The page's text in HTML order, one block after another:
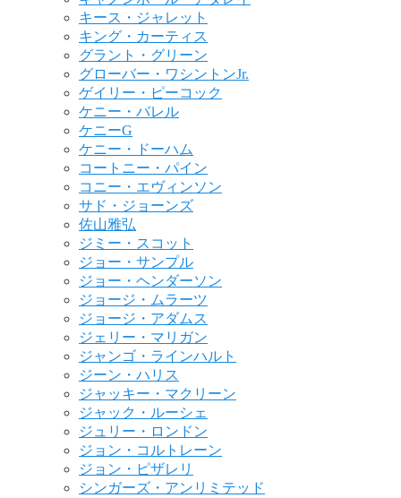
キース・ジャレット
キング・カーティス
グラント・グリーン
グローバー・ワシントンJr.
ゲイリー・ピーコック
ケニー・バレル
ケニーG
ケニー・ドーハム
コートニー・パイン
コニー・エヴィンソン
サド・ジョーンズ
佐山雅弘
ジミー・スコット
ジョー・サンプル
ジョー・ヘンダーソン
ジョージ・ムラーツ
ジョージ・アダムス
ジェリー・マリガン
ジャンゴ・ラインハルト
ジーン・ハリス
ジャッキー・マクリーン
ジャック・ルーシェ
ジュリー・ロンドン
ジョン・コルトレーン
ジョン・ピザレリ
シンガーズ・アンリミテッド